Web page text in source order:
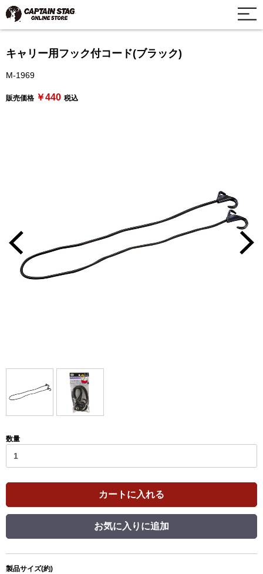
キャリー用フック付コード(ブラック)
M-1969
販売価格 ￥440 税込
数量
カートに入れる
お気に入りに追加
製品サイズ(約)